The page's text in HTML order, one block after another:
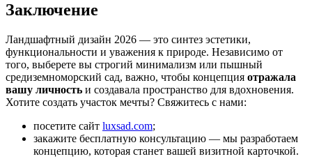
Заключение
Ландшафтный дизайн 2026 — это синтез эстетики,
функциональности и уважения к природе. Независимо от
того, выберете вы строгий минимализм или пышный
средиземноморский сад, важно, чтобы концепция отражала
вашу личность и создавала пространство для вдохновения.
Хотите создать участок мечты? Свяжитесь с нами:
посетите сайт luxsad.com;
закажите бесплатную консультацию — мы разработаем
концепцию, которая станет вашей визитной карточкой.